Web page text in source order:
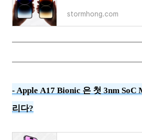
stormhong.com
- Apple A17 Bionic 은 첫 3nm SoC
리다?